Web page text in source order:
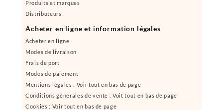
Produits et marques
Distributeurs
Acheter en ligne et information légales
Acheter en ligne
Modes de livraison
Frais de port
Modes de paiement
Mentions légales : Voir tout en bas de page
Conditions générales de vente : Voit tout en bas de page
Cookies : Voir tout en bas de page